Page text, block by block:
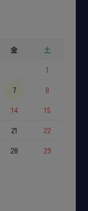
金
土
1
7
8
14
15
21
22
28
29